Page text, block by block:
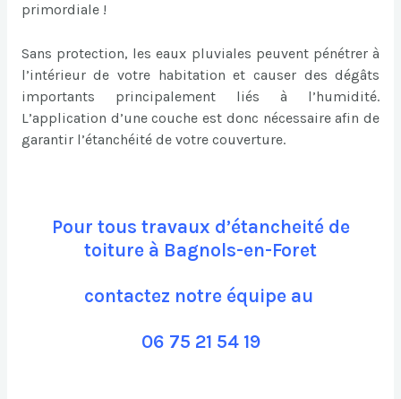
primordiale !
Sans protection, les eaux pluviales peuvent pénétrer à
l’intérieur de votre habitation et causer des dégâts
importants principalement liés à l’humidité.
L’application d’une couche est donc nécessaire afin de
garantir l’étanchéité de votre couverture.
Pour tous travaux d’étancheité de
toiture à Bagnols-en-Foret
contactez notre équipe au
06 75 21 54 19